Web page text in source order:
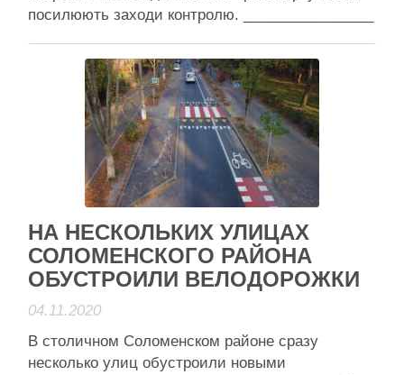
посилюють заходи контролю. ________________
безопасности в коммунальном общественном
транспорте. В частности, в метро. Об этом во
время брифинга сообщил мэр Киева Виталий
Кличко. “Киев усиливает контроль за
соблюдением мер безопасности в …
Читати даліАктивісти району
НА НЕСКОЛЬКИХ УЛИЦАХ
СОЛОМЕНСКОГО РАЙОНА
ОБУСТРОИЛИ ВЕЛОДОРОЖКИ
04.11.2020
В столичном Соломенском районе сразу
несколько улиц обустроили новыми